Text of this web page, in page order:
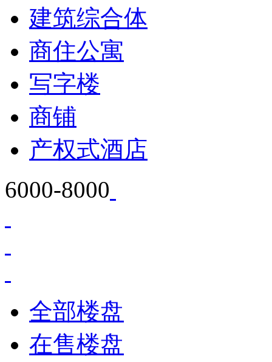
建筑综合体
商住公寓
写字楼
商铺
产权式酒店
6000-8000
全部楼盘
在售楼盘